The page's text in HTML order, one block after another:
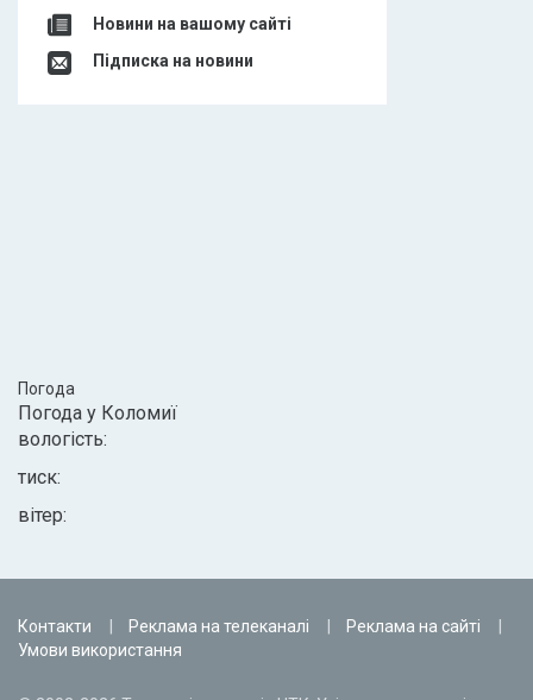
Новини на вашому сайті
Підписка на новини
Погода
Погода у Коломиї
вологість:
тиск:
вітер:
Контакти Реклама на телеканалі
Реклама на сайті
Умови використання